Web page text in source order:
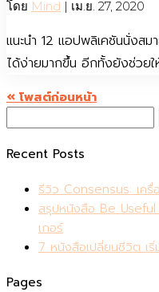
โดย Mind | เม.ย. 27, 2020
แนะนำ 12 แอปพลิเคชันนั่งสม
ได้ง่ายมากขึ้น อีกทั้งยังช่ว
« โพสต์ก่อนหน้า
Recent Posts
รีวิว Consensus: เค
สรุปหนังสือ Be Useful
เกอร์
7 หนังสือเปลี่ยนชีวิต เ
Pages